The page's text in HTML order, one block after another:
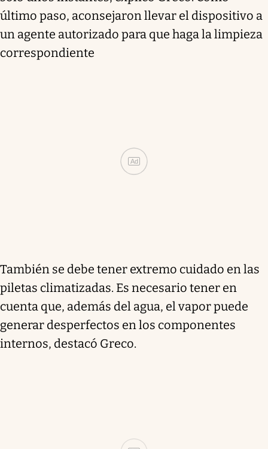
último paso, aconsejaron llevar el dispositivo a
un agente autorizado para que haga la limpieza
correspondiente
Ad
También se debe tener extremo cuidado en las
piletas climatizadas. Es necesario tener en
cuenta que, además del agua, el vapor puede
generar desperfectos en los componentes
internos, destacó Greco.